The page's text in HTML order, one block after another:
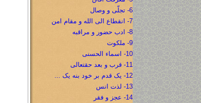
6- تجلّی و وصال
7- انقطاع الی الله و مقام امن
8- ادب حضور و مراقبه
9- ملکوت
10- اسماء الحسنی
11- قرب و بعد حقتعالی
12- یک قدم بر خود بنه یک ...
13- لذت انس
14- عجز و فقر